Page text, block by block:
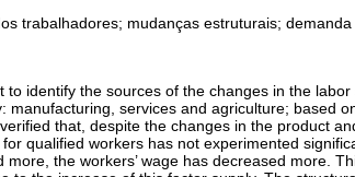
trabalhadores; mudanças estruturais;
to identify the sources of the changes in the
manufacturing, services and agriculture; based
that, despite the changes in the product
qualified workers has not experimented
more, the workers’ wage has decreased more.